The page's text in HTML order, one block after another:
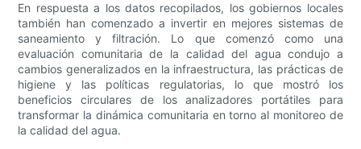
En respuesta a los datos recopilados, los gobiernos locales
también han comenzado a invertir en mejores sistemas de
saneamiento y filtración. Lo que comenzó como una
evaluación comunitaria de la calidad del agua condujo a
cambios generalizados en la infraestructura, las prácticas de
higiene y las políticas regulatorias, lo que mostró los
beneficios circulares de los analizadores portátiles para
transformar la dinámica comunitaria en torno al monitoreo de
la calidad del agua.